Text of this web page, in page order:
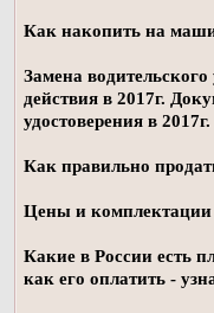
Как накопить на
Замена
действия в 2017г.
удостоверения в
Как правильно
Цены и
Какие в России есть
как его оплатить -